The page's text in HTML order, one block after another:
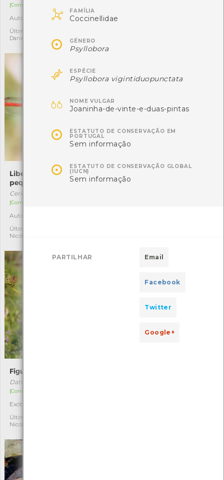
[Comum]
Autóctone
Última observação por:
Daniel Costa
3
Libelinha-vermelha-
pequena
Ceriagrion tenellum
[Comum]
Autóctone
Última observação por:
Nicole Viana
Euphorbia paralias
Figueira-do-inferno
Datura stramonium
[Comum]
Exótica invasora
Última observação por:
Nicole Viana
 FAMÍLIA
Coccinellidae
 GÉNERO
Psyllobora
 ESPÉCIE
Psyllobora vigintiduopunctata
 NOME VULGAR
Joaninha-de-vinte-e-duas-pintas
 ESTATUTO DE CONSERVAÇÃO EM
PORTUGAL
Sem informação
 ESTATUTO DE CONSERVAÇÃO GLOBAL
(IUCN)
Sem informação
PARTILHAR Email
Facebook
Twitter
Google+